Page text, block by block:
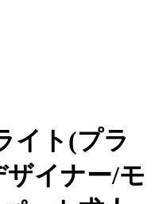
イト(プラ
ザイナー/モ